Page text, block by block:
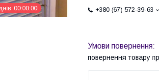
00 00 00 +380 (67) 572-39-63
повернення товару